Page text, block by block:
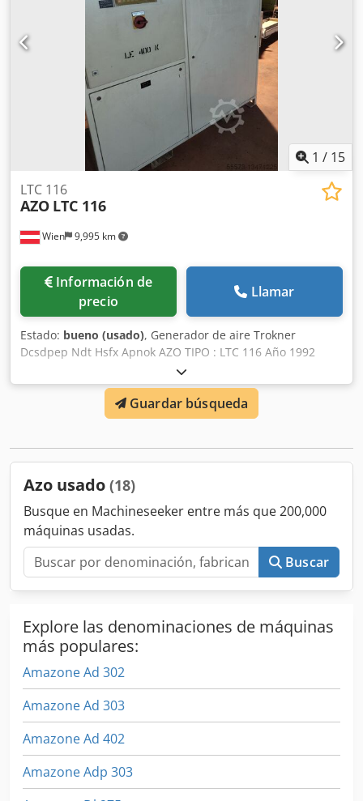
1 / 15
Wien 9,995 km
LTC 116
AZO LTC 116
Información de
precio
Llamar
Estado: bueno (usado), Generador de aire Trokner
Dcsdpep Ndt Hsfx Apnok AZO TIPO : LTC 116 Año 1992
Guardar búsqueda
Azo usado (18)
Busque en Machineseeker entre más que 200,000
máquinas usadas.
Buscar
Explore las denominaciones de máquinas
más populares:
Amazone Ad 302
Amazone Ad 303
Amazone Ad 402
Amazone Adp 303